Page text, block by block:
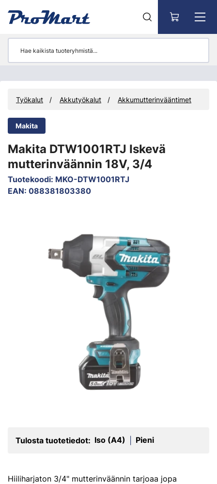
Työkalut Akkutyökalut Akkumutterinvääntimet
Makita
Makita DTW1001RTJ Iskevä
mutterinväännin 18V, 3/4
Tuotekoodi: MKO-DTW1001RTJ
EAN: 088381803380
Tulosta tuotetiedot: Iso (A4) Pieni
Hiiliharjaton 3/4" mutterinväännin tarjoaa jopa